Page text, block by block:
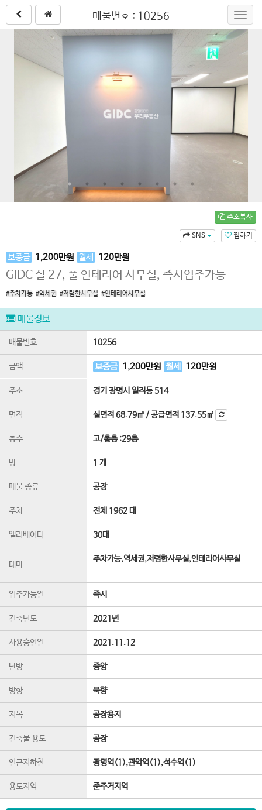
매물번호 : 10256
주소복사
찜하기
SNS
보증금 1,200만원 월세 120만원
GIDC 실 27, 풀 인테리어 사무실, 즉시입주가능
#주차가능 #역세권 #저렴한사무실 #인테리어사무실
매물정보
매물번호 10256
금액 보증금 1,200만원 월세 120만원
주소 경기 광명시 일직동 514
면적 실면적68.79㎡ /공급면적 137.55㎡
층수 고/총층 :29층
방 1 개
매물 종류 공장
주차 전체 1962 대
엘리베이터 30대
테마
주차가능,역세권,저렴한사무실,인테리어사무실
입주가능일 즉시
건축년도 2021년
사용승인일 2021.11.12
난방 중앙
방향 북향
지목 공장용지
건축물 용도 공장
인근지하철 광명역(1),관악역(1),석수역(1)
용도지역 준주거지역